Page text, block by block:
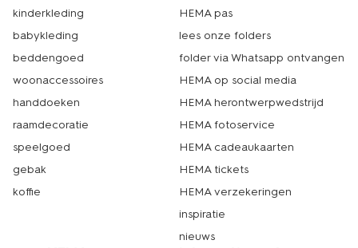
kinderkleding
babykleding
beddengoed
woonaccessoires
handdoeken
raamdecoratie
speelgoed
gebak
koffie
HEMA pas
lees onze folders
folder via Whatsapp ontvangen
HEMA op social media
HEMA herontwerpwedstrijd
HEMA fotoservice
HEMA cadeaukaarten
HEMA tickets
HEMA verzekeringen
inspiratie
nieuws